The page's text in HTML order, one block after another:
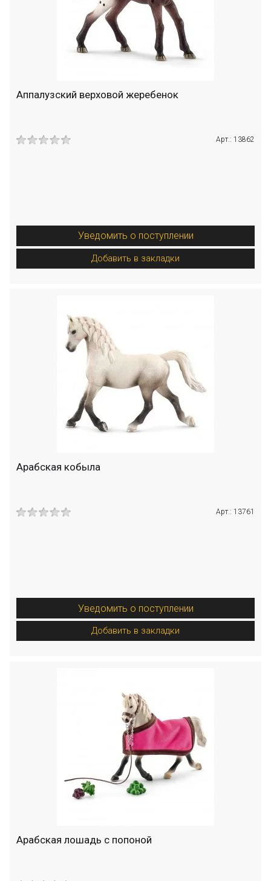
Аппалузский верховой жеребенок
Арт.: 13862
Уведомить о поступлении
Добавить в закладки
Арабская кобыла
Арт.: 13761
Уведомить о поступлении
Добавить в закладки
Арабская лошадь с попоной